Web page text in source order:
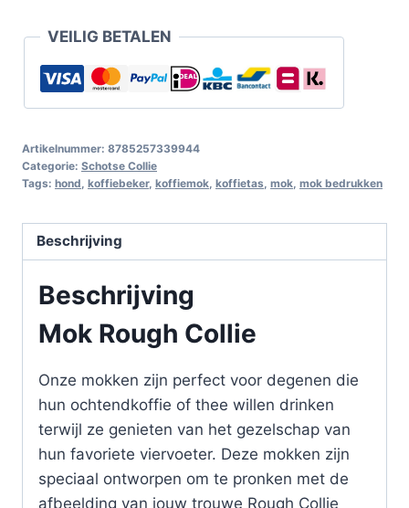
VEILIG BETALEN
Artikelnummer: 8785257339944
Categorie: Schotse Collie
Tags: hond koffiebeker, koffiemok koffietas mok mok bedrukken
Beschrijving
Beschrijving
Mok Rough Collie
Onze mokken zijn perfect voor degenen die
hun ochtendkoffie of thee willen drinken
terwijl ze genieten van het gezelschap van
hun favoriete viervoeter. Deze mokken zijn
speciaal ontworpen om te pronken met de
afbeelding van jouw trouwe Rough Collie